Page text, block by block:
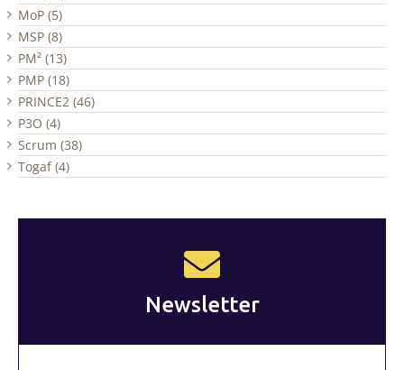
MoP (5)
MSP (8)
PM² (13)
PMP (18)
PRINCE2 (46)
P3O (4)
Scrum (38)
Togaf (4)
Newsletter